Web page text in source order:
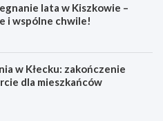
lata w Kiszkowie –
i wspólne chwile!
w Kłecku: zakończenie
dla mieszkańców